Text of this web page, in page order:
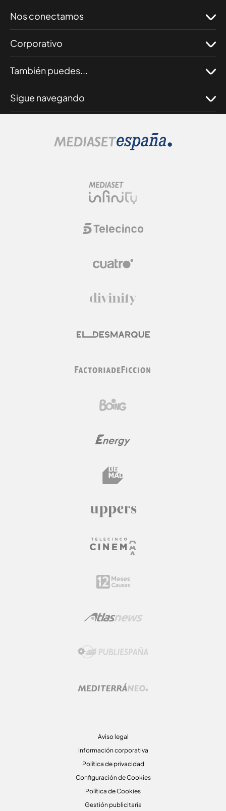
Nos conectamos
Corporativo
También puedes...
Sigue navegando
Aviso legal
Información corporativa
Política de privacidad
Configuración de Cookies
Política de Cookies
Gestión publicitaria